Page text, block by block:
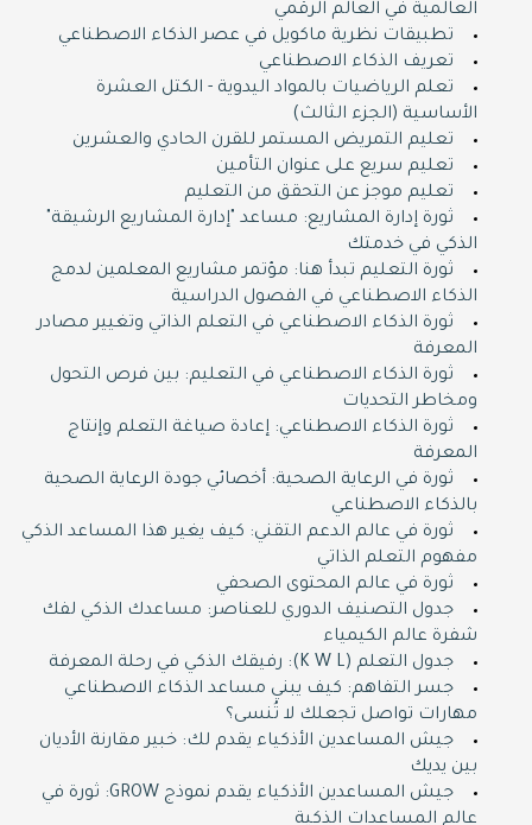
العالمية في العالم الرقمي
تطبيقات نظرية ماكويل في عصر الذكاء الاصطناعي
تعريف الذكاء الاصطناعي
تعلم الرياضيات بالمواد اليدوية - الكتل العشرة
الأساسية (الجزء الثالث)
تعليم التمريض المستمر للقرن الحادي والعشرين
تعليم سريع على عنوان التأمين
تعليم موجز عن التحقق من التعليم
ثورة إدارة المشاريع: مساعد "إدارة المشاريع الرشيقة"
الذكي في خدمتك
ثورة التعليم تبدأ هنا: مؤتمر مشاريع المعلمين لدمج
الذكاء الاصطناعي في الفصول الدراسية
ثورة الذكاء الاصطناعي في التعلم الذاتي وتغيير مصادر
المعرفة
ثورة الذكاء الاصطناعي في التعليم: بين فرص التحول
ومخاطر التحديات
ثورة الذكاء الاصطناعي: إعادة صياغة التعلم وإنتاج
المعرفة
ثورة في الرعاية الصحية: أخصائي جودة الرعاية الصحية
بالذكاء الاصطناعي
ثورة في عالم الدعم التقني: كيف يغير هذا المساعد الذكي
مفهوم التعلم الذاتي
ثورة في عالم المحتوى الصحفي
جدول التصنيف الدوري للعناصر: مساعدك الذكي لفك
شفرة عالم الكيمياء
جدول التعلم (K W L): رفيقك الذكي في رحلة المعرفة
جسر التفاهم: كيف يبني مساعد الذكاء الاصطناعي
مهارات تواصل تجعلك لا تُنسى؟
جيش المساعدين الأذكياء يقدم لك: خبير مقارنة الأديان
بين يديك
جيش المساعدين الأذكياء يقدم نموذج GROW: ثورة في
عالم المساعدات الذكية